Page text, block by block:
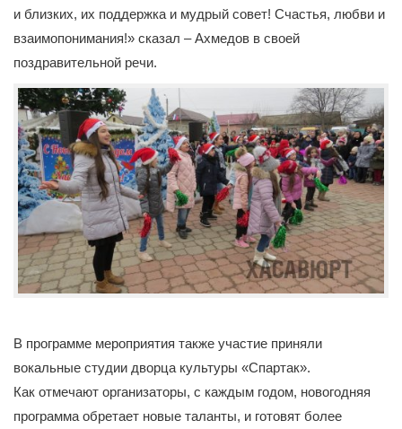
и близких, их поддержка и мудрый совет! Счастья, любви и
взаимопонимания!» сказал – Ахмедов в своей
поздравительной речи.
В программе мероприятия также участие приняли
вокальные студии дворца культуры «Спартак».
Как отмечают организаторы, с каждым годом, новогодняя
программа обретает новые таланты, и готовят более